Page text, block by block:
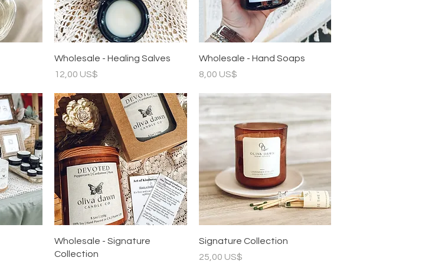
Vista rápida
Wholesale - Healing Salves
Precio
12,00 US$
Vista rápida
Wholesale - Hand Soaps
Precio
8,00 US$
Vista rápida
Wholesale - Signature
Collection
Vista rápida
Signature Collection
Precio
25,00 US$